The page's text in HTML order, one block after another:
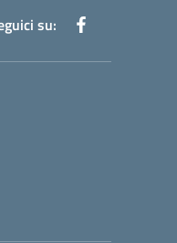
su: